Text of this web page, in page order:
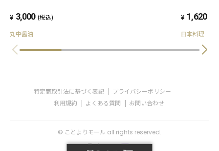
3,000 (税込)
丸中醤油
1,620 (税
日本料理 魚
特定商取引法に基づく表記
プライバシーポリシー
利用規約
よくある質問 お問い合わせ
© ことよりモール all rights reserved.